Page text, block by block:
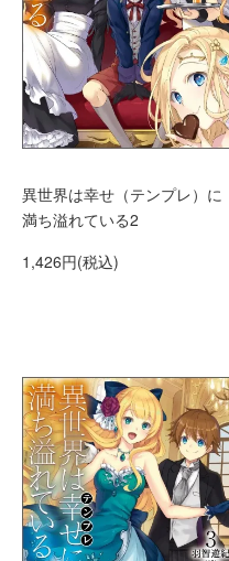
異世界は幸せ（テンプレ）に
満ち溢れている2
1,426円(税込)